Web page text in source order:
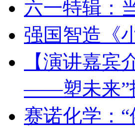
六一特辑：
强国智造《
【演讲嘉宾
——塑未来”
赛诺化学：